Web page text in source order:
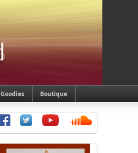
Goodies Boutique